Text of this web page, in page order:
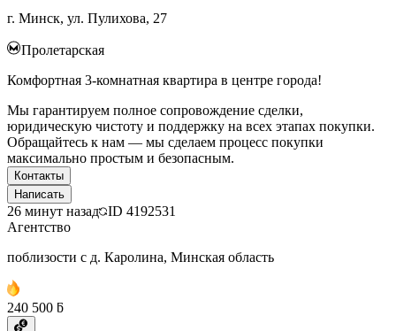
г. Минск, ул. Пулихова, 27
Пролетарская
Комфортная 3-комнатная квартира в центре города!
Мы гарантируем полное сопровождение сделки,
юридическую чистоту и поддержку на всех этапах покупки.
Обращайтесь к нам — мы сделаем процесс покупки
максимально простым и безопасным.
Контакты
Написать
26 минут назад ID 4192531
Агентство
поблизости с д. Каролина, Минская область
240 500 ƃ